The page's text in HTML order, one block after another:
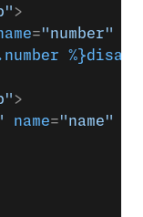
>
="number"
>
name="name"